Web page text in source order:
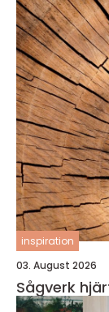
inspiration
03. August 2026